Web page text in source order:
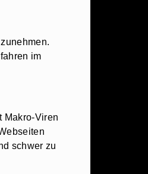
im
Makro-Viren
schwer zu